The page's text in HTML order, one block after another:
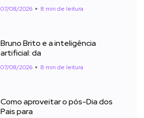
07/08/2026 8 min de leitura
Bruno Brito e a inteligência
artificial: da
07/08/2026 8 min de leitura
Como aproveitar o pós-Dia dos
Pais para